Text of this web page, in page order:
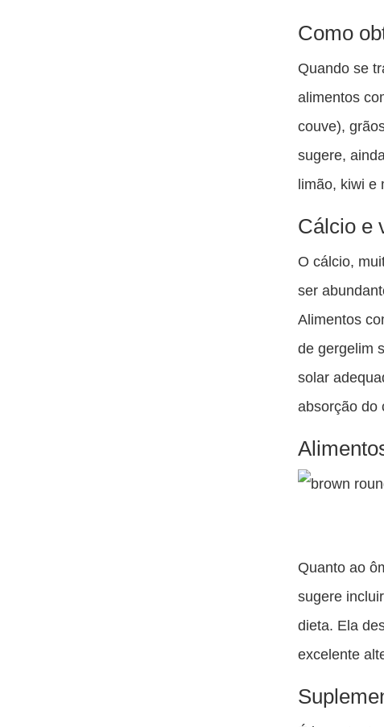
Como
Quando se
alimentos
couve),
sugere,
limão, kiwi e
Cálcio e
O cálcio,
ser
Alimentos
de gergelim
solar
absorção do
Quanto ao
sugere
dieta. Ela
excelente